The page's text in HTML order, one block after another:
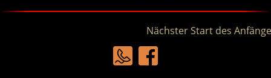
Nächster Start des